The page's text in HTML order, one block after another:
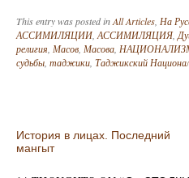
This entry was posted inAll Articles, На
АССИМИЛЯЦИИ,АССИМИЛЯЦИЯ,
религия, Масов, Масова,
судьбы, таджики, Таджикский
Post navigation
История в лицах. Последний
мангыт